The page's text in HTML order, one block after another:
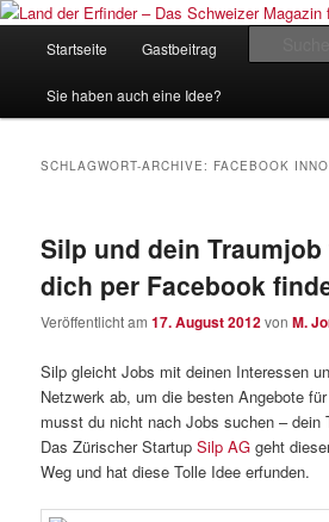
Zum
wechseln
Zum
wechselnLand der Erfinder –
Startseite Gastbeitrag
Sie haben auch eine Idee?
SCHLAGWORT-ARCHIVE: FACEBOOK
Silp und dein Traumjob
dich per Facebook
Veröffentlicht am17. August 2012vonM.
Silp gleicht Jobs mit deinen Interessen
Netzwerk ab, um die besten Angebote
musst du nicht nach Jobs suchen – dein
Das Zürischer StartupSilp AG geht
Weg und hat diese Tolle Idee erfunden.